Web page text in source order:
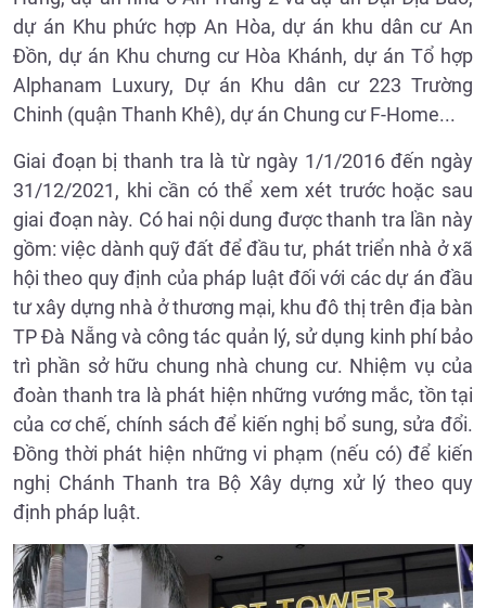
dự án Khu phức hợp An Hòa, dự án khu dân cư An
Đồn, dự án Khu chưng cư Hòa Khánh, dự án Tổ hợp
Alphanam Luxury, Dự án Khu dân cư 223 Trường
Chinh (quận Thanh Khê), dự án Chung cư F-Home...
Giai đoạn bị thanh tra là từ ngày 1/1/2016 đến ngày
31/12/2021, khi cần có thể xem xét trước hoặc sau
giai đoạn này. Có hai nội dung được thanh tra lần này
gồm: việc dành quỹ đất để đầu tư, phát triển nhà ở xã
hội theo quy định của pháp luật đối với các dự án đầu
tư xây dựng nhà ở thương mại, khu đô thị trên địa bàn
TP Đà Nẵng và công tác quản lý, sử dụng kinh phí bảo
trì phần sở hữu chung nhà chung cư. Nhiệm vụ của
đoàn thanh tra là phát hiện những vướng mắc, tồn tại
của cơ chế, chính sách để kiến nghị bổ sung, sửa đổi.
Đồng thời phát hiện những vi phạm (nếu có) để kiến
nghị Chánh Thanh tra Bộ Xây dựng xử lý theo quy
định pháp luật.